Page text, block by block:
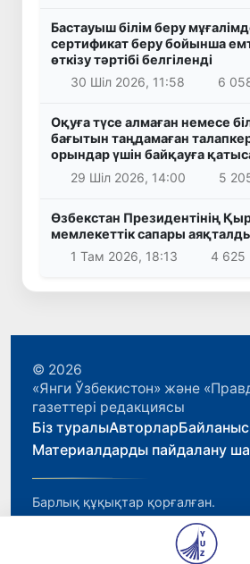
Бастауыш білім беру
сертификат беру бойынша
өткізу тәртібі белгіленді
30 Шіл 2026, 11:58
6
Оқуға түсе алмаған немесе
бағытын таңдамаған
орындар үшін байқауға
29 Шіл 2026, 14:00
5
Өзбекстан Президентінің
мемлекеттік сапары
1 Там 2026, 18:13
4 625
© 2026
«Янги Ўзбекистон» және
газеттері редакциясы
Біз туралыАвторларБайланыс
Материалдарды пайдалану
Барлық құқықтар қорғалған.